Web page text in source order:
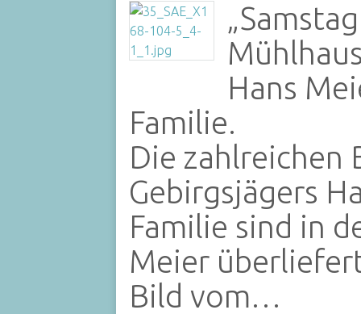
Hans
Familie.
Die zahlreichen
Gebirgsjägers
Familie sind in
Meier
Bild vom…